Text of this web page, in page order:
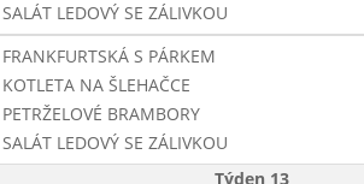
SALÁT LEDOVÝ SE ZÁLIVKOU
FRANKFURTSKÁ S PÁRKEM
KOTLETA NA ŠLEHAČCE
PETRŽELOVÉ BRAMBORY
SALÁT LEDOVÝ SE ZÁLIVKOU
Týden 13